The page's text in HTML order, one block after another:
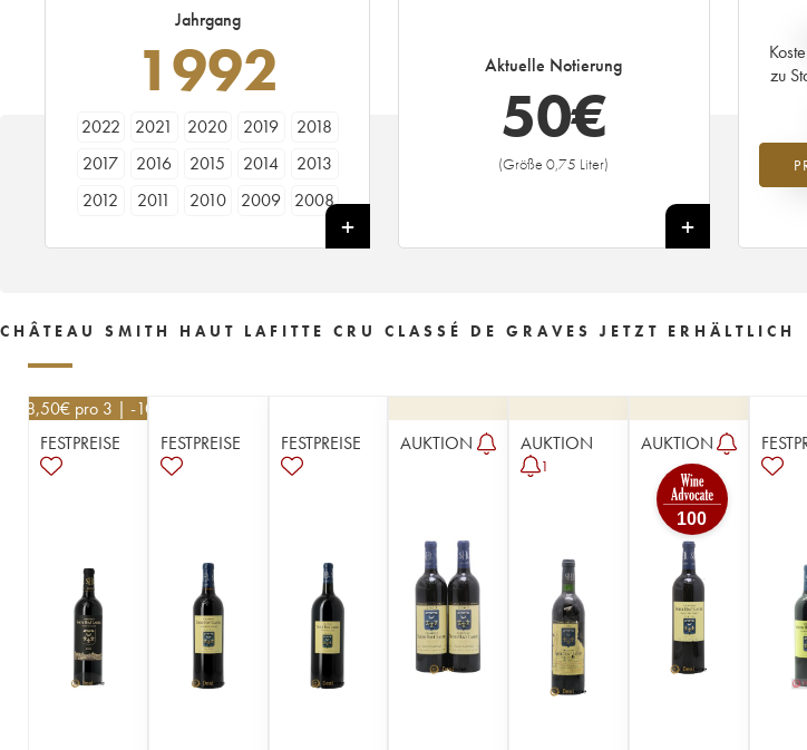
Jahrgang
1992
2022 2021 2020 2019
2018
2017
2016 2015 2014
2013
2012
2011 2010 2009
2008
1982
1981
1976
1973
1960
1958
1956
1955
1952
1949
1947
1920
Aktuelle Notierung
50€
(Größe 0,75 Liter)
+
zu
CHÂTEAU SMITH HAUT LAFITTE CRU CLASSÉ DE GRAVES JETZT ERHÄLTLICH
148,50€ pro 3 | -10%
FESTPREISE
FESTPREISE FESTPREISE AUKTION AUKTION
1
AUKTION
100